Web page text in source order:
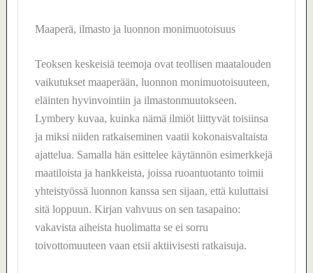
Maaperä, ilmasto ja luonnon monimuotoisuus
Teoksen keskeisiä teemoja ovat teollisen maatalouden
vaikutukset maaperään, luonnon monimuotoisuuteen,
eläinten hyvinvointiin ja ilmastonmuutokseen.
Lymbery kuvaa, kuinka nämä ilmiöt liittyvät toisiinsa
ja miksi niiden ratkaiseminen vaatii kokonaisvaltaista
ajattelua. Samalla hän esittelee käytännön esimerkkejä
maatiloista ja hankkeista, joissa ruoantuotanto toimii
yhteistyössä luonnon kanssa sen sijaan, että kuluttaisi
sitä loppuun. Kirjan vahvuus on sen tasapaino:
vakavista aiheista huolimatta se ei sorru
toivottomuuteen vaan etsii aktiivisesti ratkaisuja.